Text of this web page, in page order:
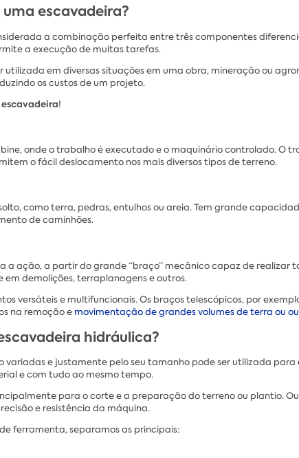
escavadeira?
a combinação perfeita entre três componentes
a execução de muitas tarefas.
utilizada em diversas situações em uma obra, mineração ou
os custos de um projeto.
!
onde o trabalho é executado e o maquinário controlado. O
o fácil deslocamento nos mais diversos tipos de terreno.
como terra, pedras, entulhos ou areia. Tem grande
de caminhões.
a ação, a partir do grande “braço” mecânico capaz de realizar
demolições, terraplanagens e outros.
versáteis e multifuncionais. Os braços telescópicos, por
na remoção e movimentação de grandes volumes de terra ou
hidráulica?
variadas e justamente pelo seu tamanho pode ser utilizada para
e com tudo ao mesmo tempo.
para o corte e a preparação do terreno ou plantio.
e resistência da máquina.
ferramenta, separamos as principais: